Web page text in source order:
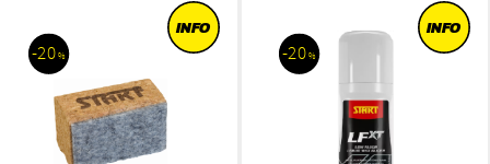
20 %
INFO
20 %
INFO